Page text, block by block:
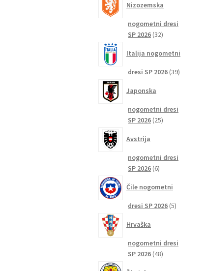
Nizozemska
nogometni dresi
SP 2026 3232
Italija nogometni
dresi SP 2026 3939
Japonska
nogometni dresi
SP 2026 2525
Avstrija
nogometni dresi
SP 2026 66
Čile nogometni
dresi SP 2026 55
Hrvaška
nogometni dresi
SP 2026 4848